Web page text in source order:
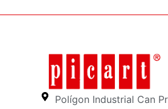
Polígon Industrial Can